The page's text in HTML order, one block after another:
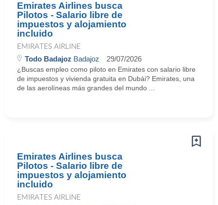
Emirates Airlines busca
Pilotos - Salario libre de
impuestos y alojamiento
incluido
EMIRATES AIRLINE
Todo Badajoz Badajoz 29/07/2026
¿Buscas empleo como piloto en Emirates con salario libre
de impuestos y vivienda gratuita en Dubái? Emirates, una
de las aerolíneas más grandes del mundo ...
Emirates Airlines busca
Pilotos - Salario libre de
impuestos y alojamiento
incluido
EMIRATES AIRLINE